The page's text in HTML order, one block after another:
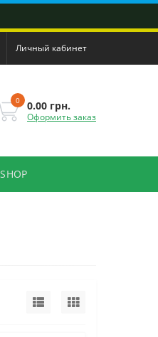
Личный кабинет
0 0.00 грн.
Оформить заказ